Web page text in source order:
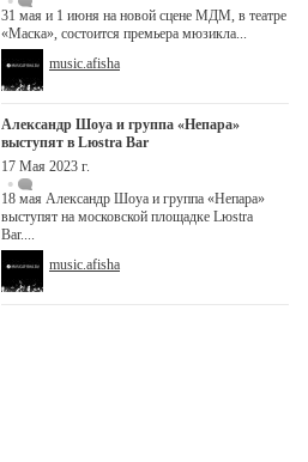
31 мая и 1 июня на новой сцене МДМ, в театре
«Маска», состоится премьера мюзикла...
music.afisha
Александр Шоуа и группа «Непара»
выступят в Lюstra Bar
17 Мая 2023 г.
18 мая Александр Шоуа и группа «Непара»
выступят на московской площадке Lюstra
Bar....
music.afisha